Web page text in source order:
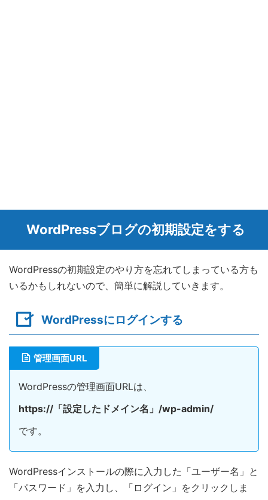
WordPressブログの初期設定をする
WordPressの初期設定のやり方を忘れてしまっている方も
いるかもしれないので、簡単に解説していきます。
WordPressにログインする
管理画面URL
WordPressの管理画面URLは、
https://「設定したドメイン名」/wp-admin/
です。
WordPressインストールの際に入力した「ユーザー名」と
「パスワード」を入力し、「ログイン」をクリックしま